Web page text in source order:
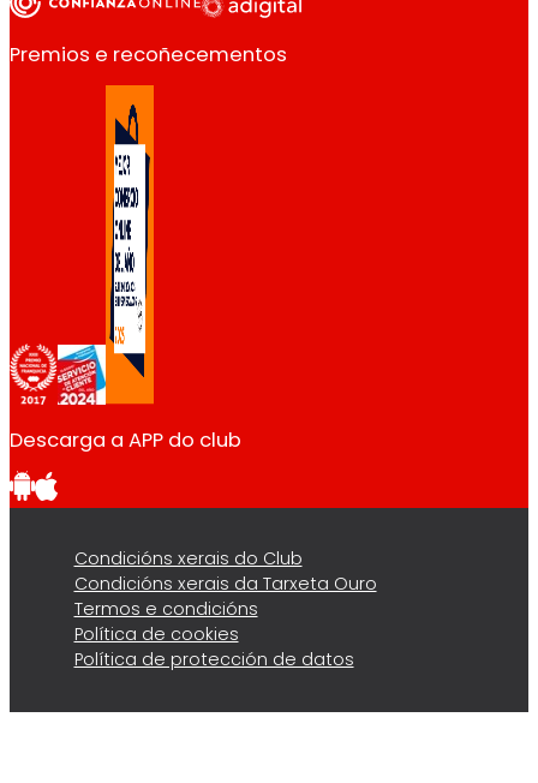
Premios e recoñecementos
Descarga a APP do club
Condicións xerais do Club
Condicións xerais da Tarxeta Ouro
Termos e condicións
Política de cookies
Política de protección de datos